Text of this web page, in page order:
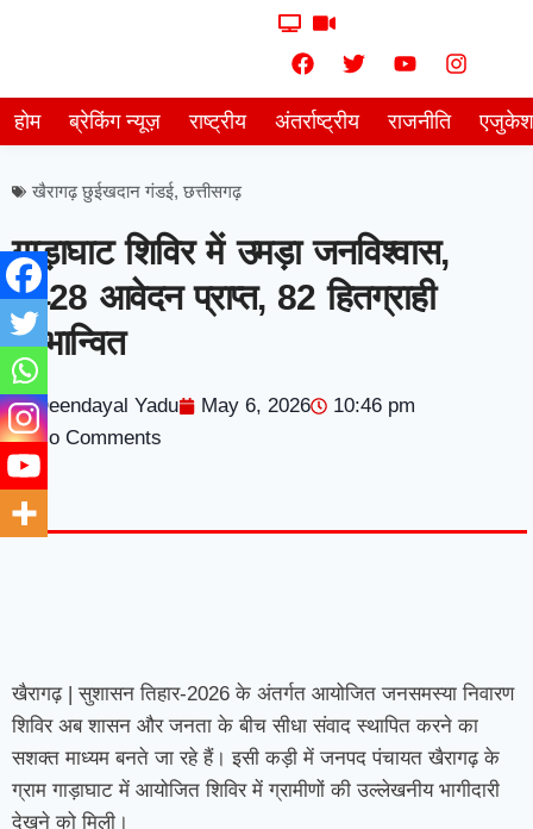
होम ब्रेकिंग न्यूज़ राष्ट्रीय अंतर्राष्ट्रीय राजनीति
खैरागढ़ छुईखदान गंडई,छत्तीसगढ़
गाड़ाघाट शिविर में उमड़ा जनविश्वास,
1428 आवेदन प्राप्त, 82 हितग्राही
लाभान्वित
Deendayal Yadu May 6, 2026
10:46 pm
No Comments
खैरागढ़ | सुशासन तिहार-2026 के अंतर्गत आयोजित जनसमस्या निवारण
शिविर अब शासन और जनता के बीच सीधा संवाद स्थापित करने का
सशक्त माध्यम बनते जा रहे हैं। इसी कड़ी में जनपद पंचायत खैरागढ़ के
ग्राम गाड़ाघाट में आयोजित शिविर में ग्रामीणों की उल्लेखनीय भागीदारी
देखने को मिली।